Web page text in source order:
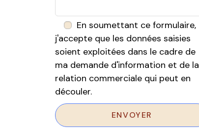
En soumettant ce formulaire,
j'accepte que les données saisies
soient exploitées dans le cadre de
ma demande d'information et de la
relation commerciale qui peut en
découler.